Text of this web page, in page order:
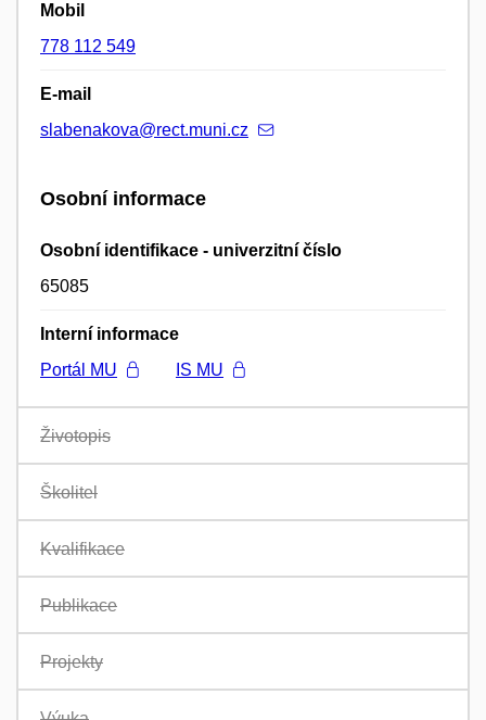
Mobil
778 112 549
E-mail
slabenakova@rect.muni.cz
Osobní informace
Osobní identifikace - univerzitní číslo
65085
Interní informace
Portál MU
IS MU
Životopis
Školitel
Kvalifikace
Publikace
Projekty